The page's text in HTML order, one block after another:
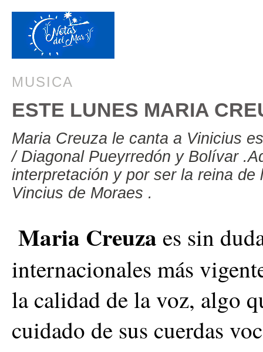
MUSICA
ESTE LUNES MARIA
Maria Creuza le canta a Vinicius
/ Diagonal Pueyrredón y Bolívar
interpretación y por ser la reina
Vincius de Moraes .
Maria Creuza es sin
internacionales más
la calidad de la voz, algo
cuidado de sus cuerdas